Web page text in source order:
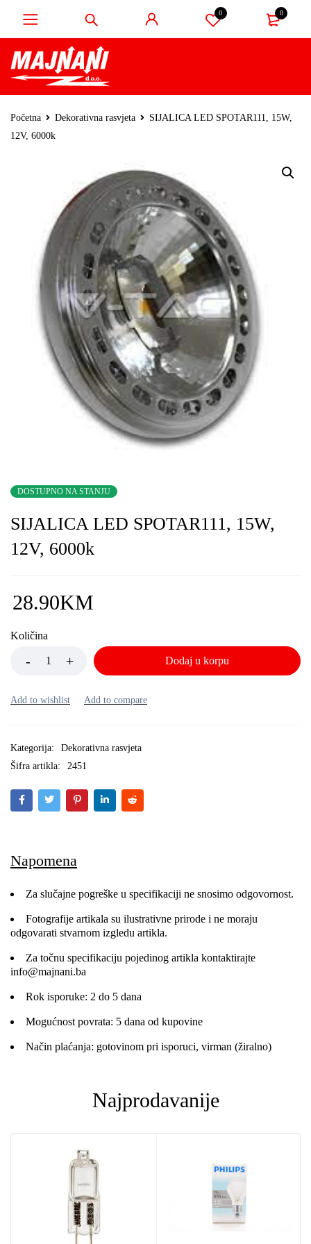
0 0
Početna Dekorativna rasvjeta
SIJALICA LED SPOTAR111, 15W,
12V, 6000k
DOSTUPNO NA STANJU
SIJALICA LED SPOTAR111, 15W,
12V, 6000k
28.90KM
Količina
Dodaj u korpu
Kategorija:
Dekorativna rasvjeta
Šifra artikla:
2451
Napomena
Za slučajne pogreške u specifikaciji ne snosimo odgovornost.
Fotografije artikala su ilustrativne prirode i ne moraju
odgovarati stvarnom izgledu artikla.
Za točnu specifikaciju pojedinog artikla kontaktirajte
info@majnani.ba
Rok isporuke: 2 do 5 dana
Mogućnost povrata: 5 dana od kupovine
Način plaćanja: gotovinom pri isporuci, virman (žiralno)
Najprodavanije